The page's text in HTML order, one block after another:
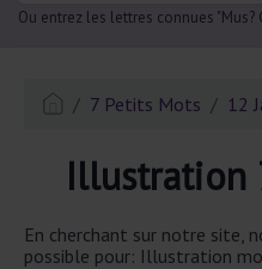
Ou entrez les lettres connues "Mus?
7 Petits Mots 12
Illustration
En cherchant sur notre site,
possible pour: Illustration